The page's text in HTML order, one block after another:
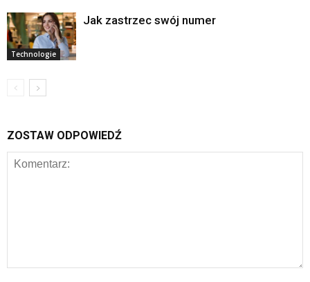
Technologie
Jak zastrzec swój numer
ZOSTAW ODPOWIEDŹ